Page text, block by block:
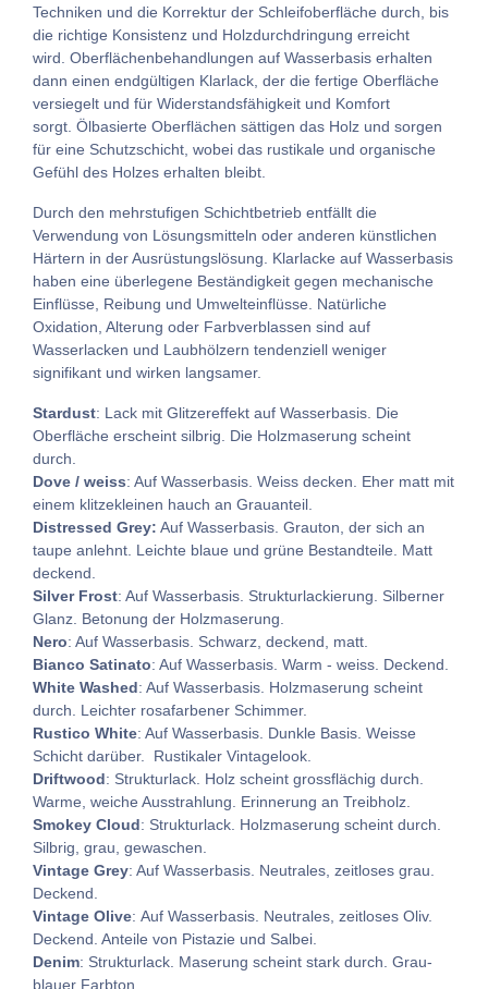
Techniken und die Korrektur der Schleifoberfläche durch, bis
die richtige Konsistenz und Holzdurchdringung erreicht
wird. Oberflächenbehandlungen auf Wasserbasis erhalten
dann einen endgültigen Klarlack, der die fertige Oberfläche
versiegelt und für Widerstandsfähigkeit und Komfort
sorgt. Ölbasierte Oberflächen sättigen das Holz und sorgen
für eine Schutzschicht, wobei das rustikale und organische
Gefühl des Holzes erhalten bleibt.
Durch den mehrstufigen Schichtbetrieb entfällt die
Verwendung von Lösungsmitteln oder anderen künstlichen
Härtern in der Ausrüstungslösung. Klarlacke auf Wasserbasis
haben eine überlegene Beständigkeit gegen mechanische
Einflüsse, Reibung und Umwelteinflüsse. Natürliche
Oxidation, Alterung oder Farbverblassen sind auf
Wasserlacken und Laubhölzern tendenziell weniger
signifikant und wirken langsamer.
Stardust: Lack mit Glitzereffekt auf Wasserbasis. Die
Oberfläche erscheint silbrig. Die Holzmaserung scheint
durch.
Dove / weiss: Auf Wasserbasis. Weiss decken. Eher matt mit
einem klitzekleinen hauch an Grauanteil.
Distressed Grey: Auf Wasserbasis. Grauton, der sich an
taupe anlehnt. Leichte blaue und grüne Bestandteile. Matt
deckend.
Silver Frost: Auf Wasserbasis. Strukturlackierung. Silberner
Glanz. Betonung der Holzmaserung.
Nero: Auf Wasserbasis. Schwarz, deckend, matt.
Bianco Satinato: Auf Wasserbasis. Warm - weiss. Deckend.
White Washed: Auf Wasserbasis. Holzmaserung scheint
durch. Leichter rosafarbener Schimmer.
Rustico White: Auf Wasserbasis. Dunkle Basis. Weisse
Schicht darüber. Rustikaler Vintagelook.
Driftwood: Strukturlack. Holz scheint grossflächig durch.
Warme, weiche Ausstrahlung. Erinnerung an Treibholz.
Smokey Cloud: Strukturlack. Holzmaserung scheint durch.
Silbrig, grau, gewaschen.
Vintage Grey: Auf Wasserbasis. Neutrales, zeitloses grau.
Deckend.
Vintage Olive: Auf Wasserbasis. Neutrales, zeitloses Oliv.
Deckend. Anteile von Pistazie und Salbei.
Denim: Strukturlack. Maserung scheint stark durch. Grau-
blauer Farbton.